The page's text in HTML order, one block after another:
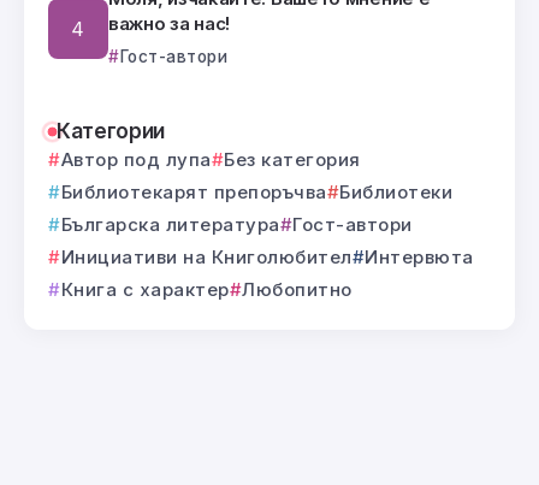
важно за нас!
Гост-автори
Категории
Автор под лупа
Без категория
Библиотекарят препоръчва
Библиотеки
Българска литература
Гост-автори
Инициативи на Книголюбител
Интервюта
Книга с характер Любопитно